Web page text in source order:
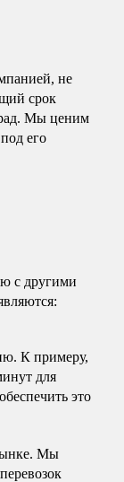
не
срок
Мы ценим
его
с другими
К примеру,
для
это
Мы